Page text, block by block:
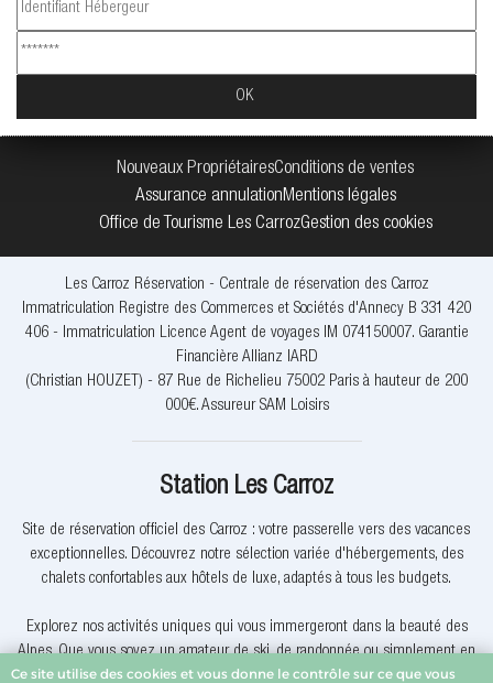
Nouveaux PropriétairesConditions de ventes
Assurance annulationMentions légales
Office de Tourisme Les CarrozGestion des cookies
Les Carroz Réservation - Centrale de réservation des Carroz
Immatriculation Registre des Commerces et Sociétés d'Annecy B 331 420
406 - Immatriculation Licence Agent de voyages IM 074150007. Garantie
Financière Allianz IARD
(Christian HOUZET) - 87 Rue de Richelieu 75002 Paris à hauteur de 200
000€. Assureur SAM Loisirs
Station Les Carroz
Site de réservation officiel des Carroz : votre passerelle vers des vacances
exceptionnelles. Découvrez notre sélection variée d'hébergements, des
chalets confortables aux hôtels de luxe, adaptés à tous les budgets.
Explorez nos activités uniques qui vous immergeront dans la beauté des
Alpes. Que vous soyez un amateur de ski, de randonnée ou simplement en
quête de détente, nous avons quelque chose pour vous.
Ce site utilise des cookies et vous donne le contrôle sur ce que vous